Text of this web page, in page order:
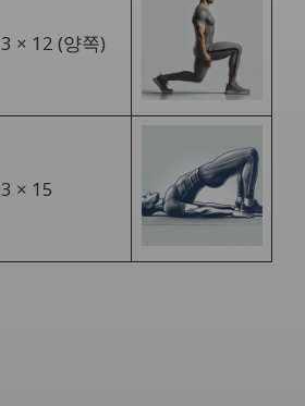
3 × 12 (양쪽)
3 × 15